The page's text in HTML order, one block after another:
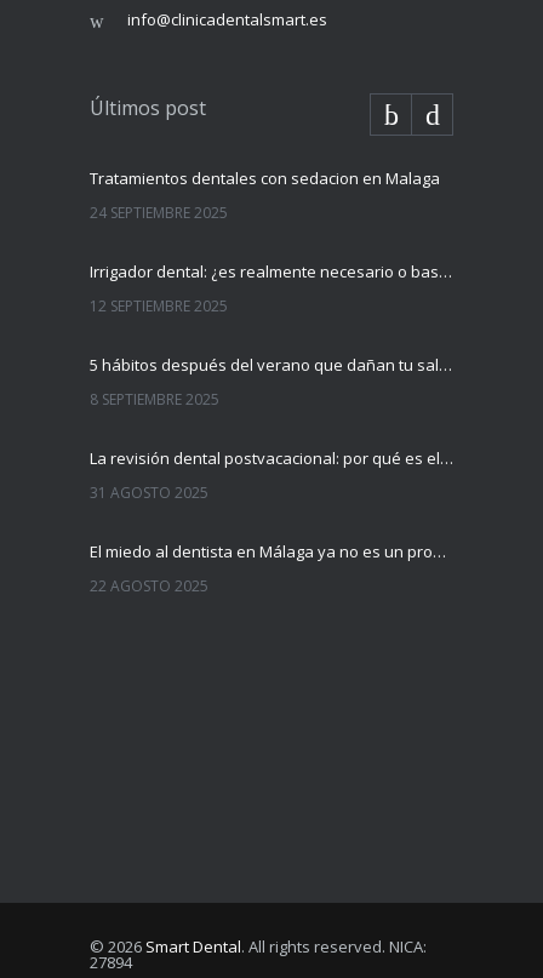
info@clinicadentalsmart.es
Últimos post
Tratamientos dentales con sedacion en Malaga
24 SEPTIEMBRE 2025
Irrigador dental: ¿es realmente necesario o basta con el cepillo?
12 SEPTIEMBRE 2025
5 hábitos después del verano que dañan tu salud dental (y cómo evitarlos)
8 SEPTIEMBRE 2025
La revisión dental postvacacional: por qué es el mejor momento para hacerla
31 AGOSTO 2025
El miedo al dentista en Málaga ya no es un problema
22 AGOSTO 2025
© 2026 Smart Dental. All rights reserved. NICA:
27894